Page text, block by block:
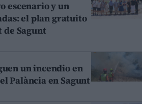
escenario y un
el plan gratuito
Sagunt
un incendio en
Palància en Sagunt